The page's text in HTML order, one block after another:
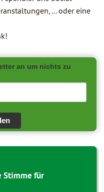
... oder eine
an um nichts zu
Stimme für